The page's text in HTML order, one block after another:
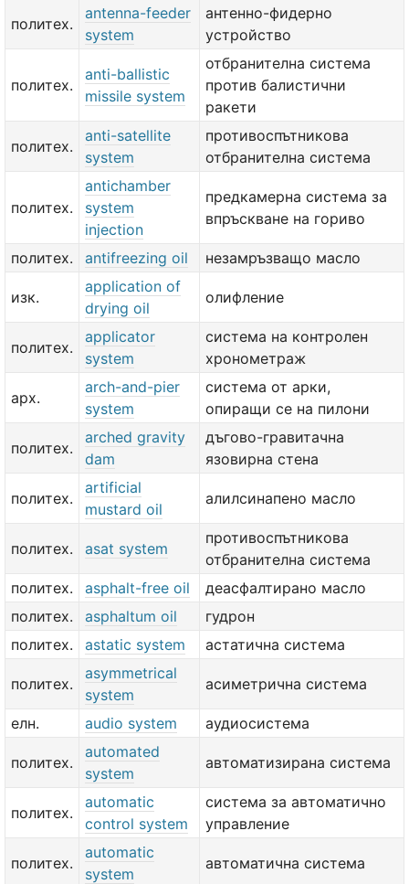
политех.
antenna-feeder
system
антенно-фидерно
устройство
политех.
anti-ballistic
missile system
отбранителна система
против балистични
ракети
политех.
anti-satellite
system
противоспътникова
отбранителна система
политех.
antichamber
system
injection
предкамерна система за
впръскване на гориво
политех. antifreezing oil незамръзващо масло
изк.
application of
drying oil
олифление
политех.
applicator
system
система на контролен
хронометраж
арх.
arch-and-pier
system
система от арки,
опиращи се на пилони
политех.
arched gravity
dam
дъгово-гравитачна
язовирна стена
политех.
artificial
mustard oil
алилсинапено масло
политех. asat system
противоспътникова
отбранителна система
политех.
asphalt-free oil
деасфалтирано масло
политех.
asphaltum oil
гудрон
политех.
astatic system астатична система
политех.
asymmetrical
system
асиметрична система
елн. audio system аудиосистема
политех.
automated
system
автоматизирана система
политех.
automatic
control system
система за автоматично
управление
политех.
automatic
system
автоматична система